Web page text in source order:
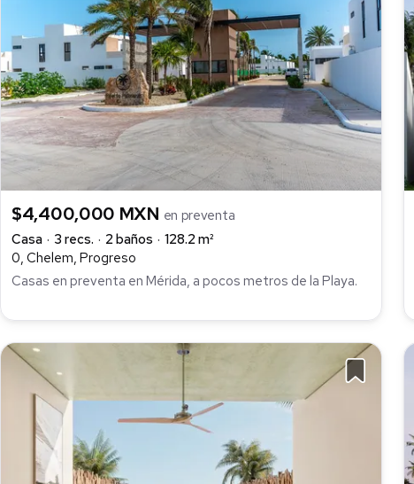
$4,400,000 MXN en preventa
Casa
3 recs. 2 baños
128.2 m²
0, Chelem, Progreso
Casas en preventa en Mérida, a pocos metros de la Playa.